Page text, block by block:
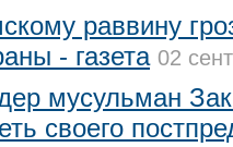
раввину
- газета 02
мусульман
своего